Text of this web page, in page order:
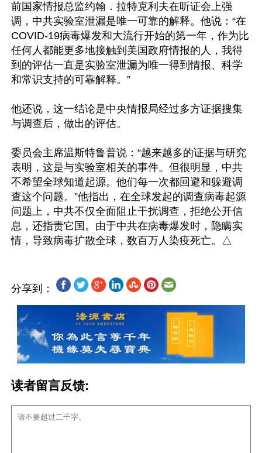
前国家情报总监约翰．拉特克利夫在听证会上强
调，中共实验室泄漏是唯一可靠的解释。他说：“在
COVID-19病毒爆发和大流行开始的第一年，作为比
任何人都能更多地接触到美国政府情报的人，我得
到的评估一直是实验室泄漏为唯一得到情报、科学
和常识支持的可靠解释。”
他还说，这一结论是中央情报局经过多方证据搜集
与调查后，做出的评估。
委员会主席温斯特鲁普说：“越来越多的证据与研究
表明，这是与实验室相关的事件。但很明显，中共
不希望全球知道起源。他们每一次都回避和躲避调
查这个问题。”他指出，在全球发起的调查病毒起源
问题上，中共不仅全面阻止干扰调查，拒绝公开信
息，还指责它国。由于中共在病毒爆发时，隐瞒实
分享到：
读者留言反馈: